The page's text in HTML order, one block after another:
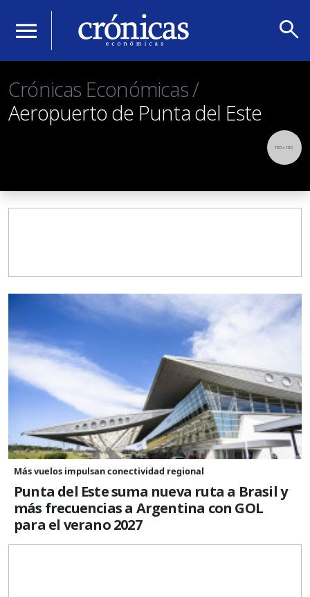
menu search
Crónicas Económicas /
Aeropuerto de Punta del Este
Más vuelos impulsan conectividad regional
Punta del Este suma nueva ruta a Brasil y
más frecuencias a Argentina con GOL
para el verano 2027